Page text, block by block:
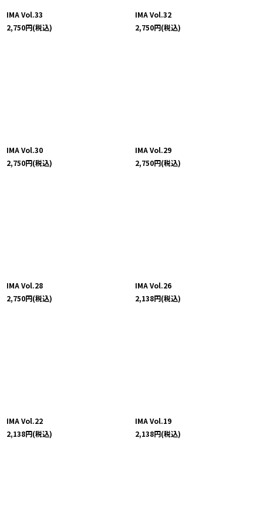
IMA Vol.33
2,750円(税込)
IMA Vol.32
2,750円(税込)
IMA Vol.30
2,750円(税込)
IMA Vol.29
2,750円(税込)
IMA Vol.28
2,750円(税込)
IMA Vol.26
2,138円(税込)
IMA Vol.22
2,138円(税込)
IMA Vol.19
2,138円(税込)